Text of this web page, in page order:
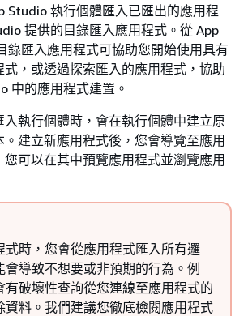
Studio 執行個體匯入已匯出的應用程
提供的目錄匯入應用程式。從 App
錄匯入應用程式可協助您開始使用具有
，或透過探索匯入的應用程式，協助
中的應用程式建置。
入執行個體時，會在執行個體中建立原
建立新應用程式後，您會導覽至應用
可以在其中預覽應用程式並瀏覽應用
式時，您會從應用程式匯入所有邏
會導致不想要或非預期的行為。例
有破壞性查詢從您連線至應用程式的
資料。我們建議您徹底檢閱應用程式